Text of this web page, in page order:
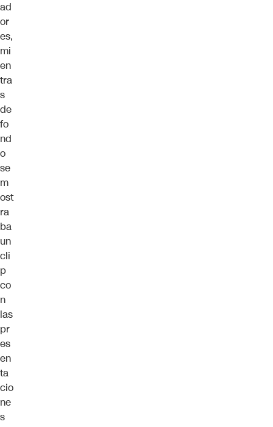
ad
or
es,
mi
en
tra
s
de
fo
nd
o
se
m
ost
ra
ba
un
cli
p
co
n
las
pr
es
en
ta
cio
ne
s